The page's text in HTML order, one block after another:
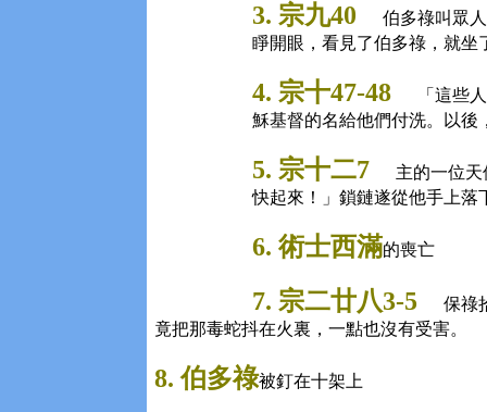
3. 宗九40
伯多祿叫眾
睜開眼，看見了伯多祿，就坐
4. 宗十47-48
「這些
穌基督的名給他們付洗。以後
5. 宗十二7
主的一位
快起來！」鎖鏈遂從他手上落
6. 術士西滿的喪亡
7. 宗二廿八3-5
保祿
竟把那毒蛇抖在火裏，一點也沒有受害。
8. 伯多祿被釘在十架上